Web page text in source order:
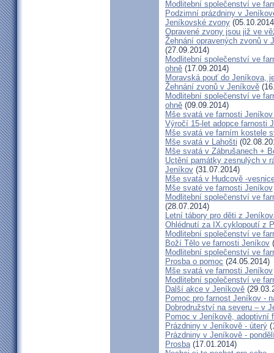
Modlitební společenství ve
Podzimní prázdniny v
Jeníkovské zvony
Opravené zvony jsou již ve
Žehnání opravených zvonů v
(27.09.2014)
Modlitební společenství ve
ohně (17.09.2014)
Moravská pouť do Jeníkova,
Žehnání zvonů v Jeníkově
Modlitební společenství ve
ohně (09.09.2014)
Mše svatá ve farnosti
Výročí 15-let adopce farnosti
Mše svatá ve farním kostele
Mše svatá v Lahošti
Mše svatá v Zábrušanech +
Uctění památky zesnulých v
Jeníkov (31.07.2014)
Mše svatá v Hudcově -
Mše svaté ve farnosti Jeníkov
Modlitební společenství ve
(28.07.2014)
Letní tábory pro děti z
Ohlédnutí za IX.cyklopoutí z
Modlitební společenství ve
Boží Tělo ve farnosti Jeníkov
Modlitební společenství ve
Prosba o pomoc (24.05.2014)
Mše svatá ve farnosti Jeníkov
Modlitební společenství ve
Další akce v Jeníkově
Pomoc pro farnost Jeníkov -
Dobrodružství na severu – v
Pomoc v Jeníkově, adoptivní
Prázdniny v Jeníkově - úterý
Prázdniny v Jeníkově -
Prosba (17.01.2014)